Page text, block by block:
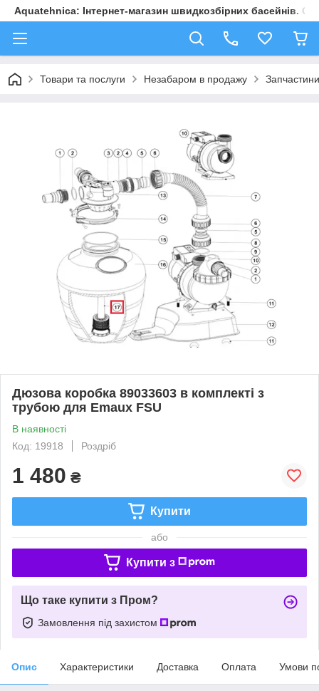
Aquatehnica: Інтернет-магазин швидкозбірних басейнів.
Товари та послуги Незабаром в продажу
Дюзова коробка 89033603 в комплекті з
трубою для Emaux FSU
В наявності
Код: 19918
Роздріб
1 480 ₴
Купити
або
Купити з
Що таке купити з Пром?
Замовлення під захистом
Опис Характеристики Доставка Оплата Умови